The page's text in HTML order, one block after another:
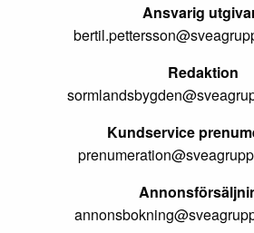
Ansvarig
Redaktion
Kundservice